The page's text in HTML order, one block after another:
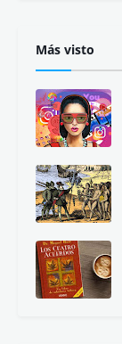
Más visto